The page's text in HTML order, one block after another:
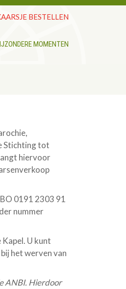
BESTELLEN
MOMENTEN
Stichting tot
hiervoor
0191 2303 91
nummer
U kunt
het werven van
ANBI. Hierdoor